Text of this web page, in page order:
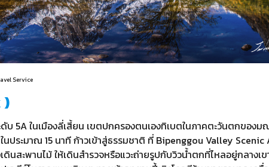
Service
)
5A ในเมืองลี่เสี้ยน เขตปกครองตนเองทิเบตในภาคตะวันตกของ
นประมาณ 15 นาที ก้าวเข้าสู่ธรรมชาติ ที่ Bipenggou Valley
สะพานไม้ ให้เดินสำรวจหรือแวะถ่ายรูปกับวิวน้ำตกที่ไหลอยู่กลางเ